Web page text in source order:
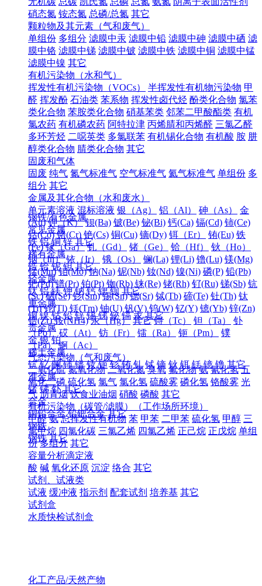
硝态氮 铵态氮 总磷/总氮 其它
颗粒物及其元素（气和废气）
单组份 多组分 滤膜中汞 滤膜中铅 滤膜中砷 滤膜中硒 滤
膜中铬 滤膜中锑 滤膜中铍 滤膜中铁 滤膜中铜 滤膜中锰
滤膜中镍 其它
有机污染物（水和气）
挥发性有机污染物（VOCs）
半挥发性有机物污染物 甲
醛 挥发酚 石油类 苯系物 挥发性卤代烃 酚类化合物 氯苯
类化合物 苯胺类化合物 硝基苯类 邻苯二甲酸酯类 有机
氯农药 有机磷农药 阿特拉津 丙烯腈和丙烯醛 三氯乙醛
多环芳烃 二噁英类 多氯联苯 有机锡化合物 有机酸 胺 肼
醇类化合物 腈类化合物 其它
固废和气体
固废 纯气 氮气标准气 空气标准气 氦气标准气 单组份 多
组分 其它
金属及其化合物（水和废水）
单元素溶液 混标溶液 银（Ag） 铝（Al） 砷（As）
金
(Au) 钾（K） 钡(Ba) 铍(Be) 铋(Bi) 钙(Ca) 镉(Cd) 铈(Ce)
钴(Co) 铬(Cr) 铯(Cs) 铜(Cu) 镝(Dy) 铒（Er） 铕(Eu) 铁
(Fe) 镓（Ga） 钆（Gd） 锗（Ge） 铪（Hf）
钬（Ho）
铟（In） 铱（Ir） 锇（Os） 镧(La) 锂(Li) 镥(Lu) 镁(Mg)
锰(Mn) 钼(Mo) 钠(Na) 铌(Nb) 钕(Nd) 镍(Ni) 磷(P) 铅(Pb)
钯(Pd) 镨(Pr) 铂(Pt) 铷(Rb) 铼(Re) 铑(Rh) 钌(Ru) 锑(Sb) 钪
(Sc) 硒(Se) 钐(Sm) 锡(Sn) 锶(Sr) 铽(Tb) 碲(Te) 钍(Th) 钛
(Ti) 铊(Tl) 铥(Tm) 铀(U) 钒(V) 钨(W) 钇(Y) 镱(Yb) 锌(Zn)
锆(Zr) 铵(NH4) 汞（Hg） 其它 锝（Tc） 钽（Ta）
钋
（Po） 砹（At） 钫（Fr） 镭（Ra） 钷（Pm）
镤
（Pa） 锕（Ac）
气态污染物（气和废气）
二氧化硫 氮氧化物 二氧化氮 臭氧 氟化物 氨 氰化氢 五
氧化二磷 硫化氢 氯气 氯化氢 硫酸雾 磷化氢 铬酸雾 光
气 沥青烟 饮食业油烟 硝酸 磷酸 其它
有机污染物（碳管/滤膜）（工作场所环境）
甲醛 氨 总挥发性有机物 苯 甲苯 二甲苯 硫化氢 甲醇 三
氯甲烷 四氯化碳 三氯乙烯 四氯乙烯 正己烷 正戊烷 单组
份 多组分 其它
容量分析滴定液
酸 碱 氧化还原 沉淀 络合 其它
试剂、试液类
试液 缓冲液 指示剂 配套试剂 培养基 其它
试剂盒
水质快检试剂盒
钢铁/有色金属
常见金属
铁 铝 铜 锌 其它
稀有金属
锆 铪 铌 钽 其它
轻金属
钛 铝 镁 钾 钠 钙 锶 钡 其它
重金属
铜 镍 钴 铅 锌 锡 锑 铋 镉 汞 其它
贵金属
金 银 铂
稀土金属
钪 钇 镧 铈 镨 钕 钷 钐 铕 钆 铽 镝 钬 铒 铥 镱 镥 其它
准金属
锗 锑 钋 其它
合金
铜铅合金 铅钯合金 其它
钢铁
钢铁 其它
化工产品/天然产物